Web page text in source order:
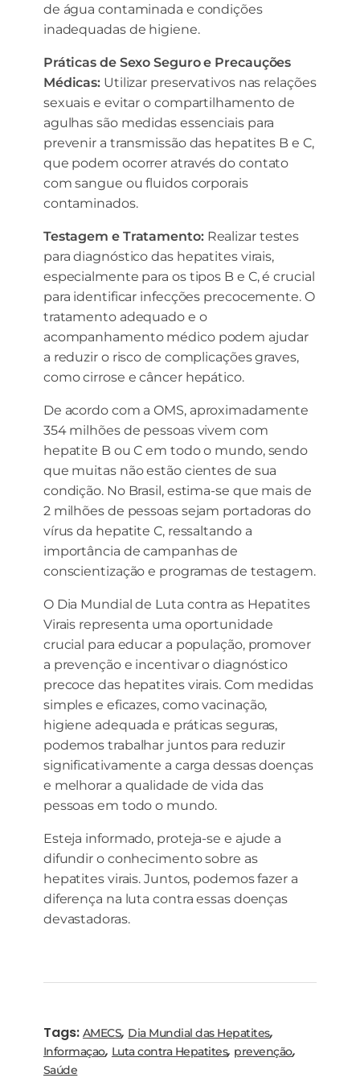
de água contaminada e condições
inadequadas de higiene.
Práticas de Sexo Seguro e Precauções
Médicas: Utilizar preservativos nas relações
sexuais e evitar o compartilhamento de
agulhas são medidas essenciais para
prevenir a transmissão das hepatites B e C,
que podem ocorrer através do contato
com sangue ou fluidos corporais
contaminados.
Testagem e Tratamento:Realizar testes
para diagnóstico das hepatites virais,
especialmente para os tipos B e C, é crucial
para identificar infecções precocemente. O
tratamento adequado e o
acompanhamento médico podem ajudar
a reduzir o risco de complicações graves,
como cirrose e câncer hepático.
De acordo com a OMS, aproximadamente
354 milhões de pessoas vivem com
hepatite B ou C em todo o mundo, sendo
que muitas não estão cientes de sua
condição. No Brasil, estima-se que mais de
2 milhões de pessoas sejam portadoras do
vírus da hepatite C, ressaltando a
importância de campanhas de
conscientização e programas de testagem.
O Dia Mundial de Luta contra as Hepatites
Virais representa uma oportunidade
crucial para educar a população, promover
a prevenção e incentivar o diagnóstico
precoce das hepatites virais. Com medidas
simples e eficazes, como vacinação,
higiene adequada e práticas seguras,
podemos trabalhar juntos para reduzir
significativamente a carga dessas doenças
e melhorar a qualidade de vida das
pessoas em todo o mundo.
Esteja informado, proteja-se e ajude a
difundir o conhecimento sobre as
hepatites virais. Juntos, podemos fazer a
diferença na luta contra essas doenças
devastadoras.
Tags: AMECS, Dia Mundial das Hepatites,
Informaçao, Luta contra Hepatites, prevenção,
Saúde